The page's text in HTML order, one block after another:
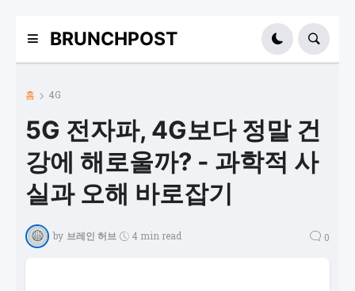
BRUNCHPOST
홈 4G
5G 전자파, 4G보다 정말 건
강에 해로울까? - 과학적 사
실과 오해 바로잡기
by 브레인 허브 4 min read 0